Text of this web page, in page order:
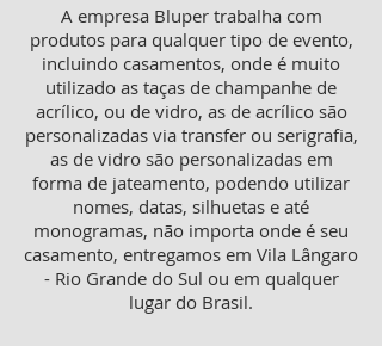
A empresa Bluper trabalha com
produtos para qualquer tipo de evento,
incluindo casamentos, onde é muito
utilizado as taças de champanhe de
acrílico, ou de vidro, as de acrílico são
personalizadas via transfer ou serigrafia,
as de vidro são personalizadas em
forma de jateamento, podendo utilizar
nomes, datas, silhuetas e até
monogramas, não importa onde é seu
casamento, entregamos em Vila Lângaro
- Rio Grande do Sul ou em qualquer
lugar do Brasil.